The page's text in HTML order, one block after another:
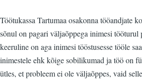
Töötukassa Tartumaa osakonna tööandjate
sõnul on pagari väljaõppega inimesi tööturul
keeruline on aga inimesi tööstusesse tööle
inimestele ehk kõige sobilikumad ja töö on
ütles, et probleem ei ole väljaõppes, vaid